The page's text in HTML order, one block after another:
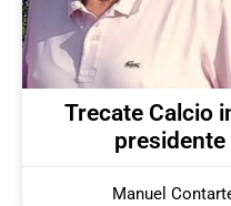
Trecate Calcio
Manuel